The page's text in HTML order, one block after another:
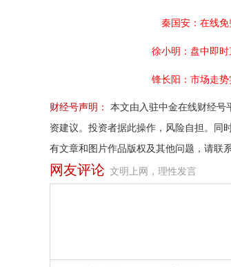
秦国安：在线
徐小明：盘中即
锋长阳：市场走
财经号声明：
本文由入驻中金在线财经号
资建议。投资者据此操作，风险自担。同
有文章和图片作品版权及其他问题，请联系
网友评论 文明上网，理性发言